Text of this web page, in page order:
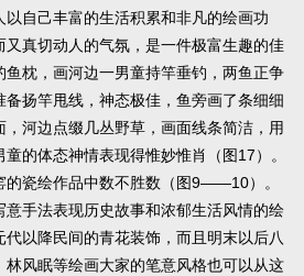
自己丰富的生活积累和非凡的绘画功
又真切动人的气氛，是一件极富生趣的佳
枕，画河边一男童持竿垂钓，两鱼正争
扬竿甩线，神态极佳，鱼旁画了条细细
河边点缀几丛野草，画面线条简洁，用
的体态神情表现得惟妙惟肖（图17）。
的瓷绘作品中数不胜数（图9——10）。
手法表现历史故事和浓郁生活风情的绘
以降民间的青花装饰，而且明末以后八
林风眠等绘画大家的笔意风格也可以从这